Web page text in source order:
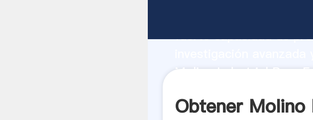
fuerte capacidad de
Molino Industrial Para
Obtener